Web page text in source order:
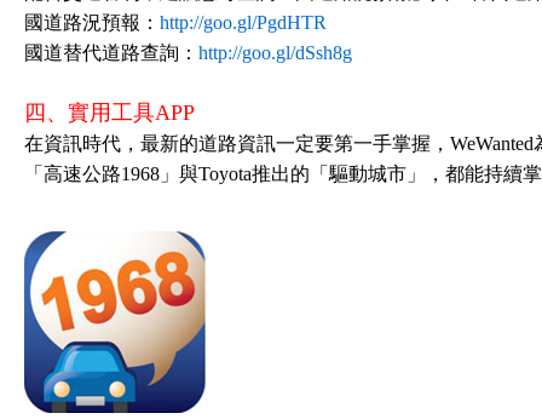
國道路況預報： http://goo.gl/PgdHTR
國道替代道路查詢： http://goo.gl/dSsh8g
四、實用工具APP
在資訊時代，最新的道路資訊一定要第一手掌握，
「高速公路1968」與Toyota推出的「驅動城市」，都能持續